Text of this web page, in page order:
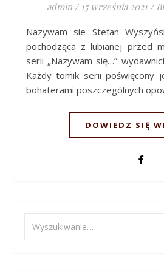
admin / 15 września 2021 /
Nazywam sie Stefan Wyszyński – to książeczka
pochodząca z lubianej przed
serii „Nazywam się…”
Każdy tomik serii poświęcony
bohaterami poszczególnych
DOWIEDZ SIĘ